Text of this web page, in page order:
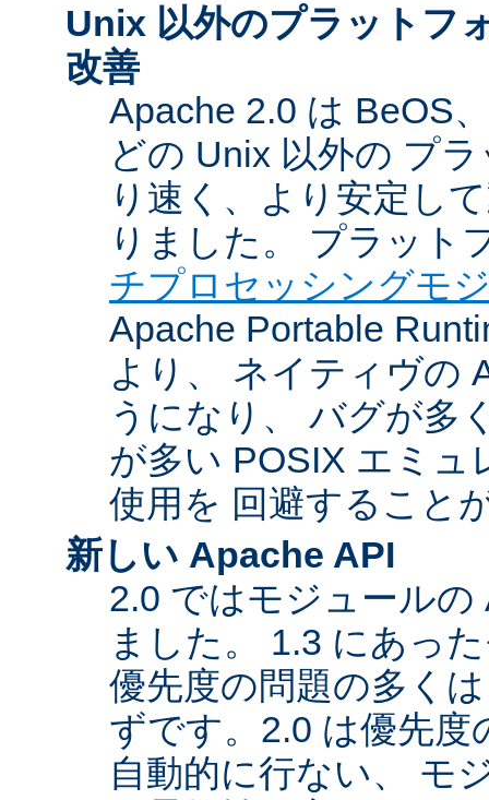
Unix 以外のプラットフ
改善
Apache 2.0 は BeOS
どの Unix 以外の プ
り速く、より安定し
りました。 プラット
チプロセッシングモ
Apache Portable
より、 ネイティヴの
うになり、 バグが多
が多い POSIX エミュ
使用を 回避すること
新しい Apache API
2.0 ではモジュール
ました。 1.3 にあっ
優先度の問題の多く
ずです。2.0 は優先
自動的に行ない、 モ